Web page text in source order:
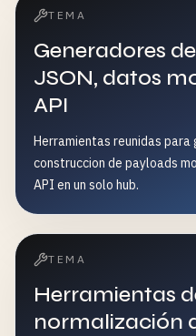
TEMA
Generadores
JSON, datos
API
Herramientas reunidas para
construccion de payloads
API en un solo hub.
TEMA
Herramientas
normalización